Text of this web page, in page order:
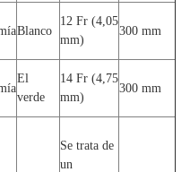
Blanco
12 Fr (4,05
mm)
300 mm
El
verde
14 Fr (4,75
mm)
300 mm
Se trata de
un